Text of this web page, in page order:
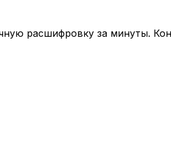
расшифровку за минуты.